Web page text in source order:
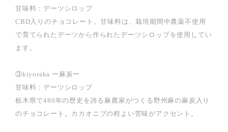
甘味料：デーツシロップ
CBD入りのチョコレート。甘味料は、栽培期間中農薬不使用
で育てられたデーツから作られたデーツシロップを使用してい
ます。
③kiyoraka ー麻炭ー
甘味料：デーツシロップ
栃木県で480年の歴史を誇る麻農家がつくる野州麻の麻炭入り
のチョコレート。カカオニブの程よい苦味がアクセント。